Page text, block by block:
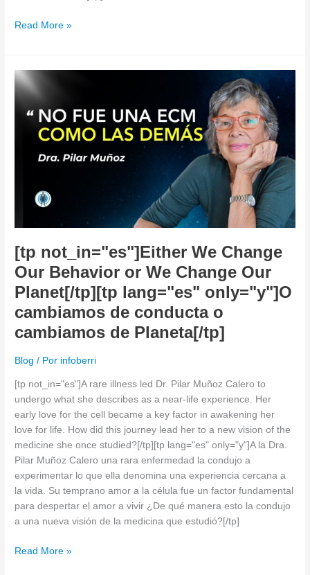
Read More »
[tp not_in="es"]Either We Change
Our Behavior or We Change Our
Planet[/tp][tp lang="es" only="y"]O
cambiamos de conducta o
cambiamos de Planeta[/tp]
Blog / Por infoberri
[tp not_in="es"]A rare illness led Dr. Pilar Muñoz Calero to
undergo what she describes as a near-life experience. Her
early love for the cell became a key factor in awakening her
love for life. How did this journey lead her to a new vision of the
medicine she once studied?[/tp][tp lang="es" only="y"]A la Dra.
Pilar Muñoz Calero una rara enfermedad la condujo a
experimentar lo que ella denomina una experiencia cercana a
la vida. Su temprano amor a la célula fue un factor fundamental
para despertar el amor a vivir ¿De qué manera esto la condujo
a una nueva visión de la medicina que estudió?[/tp]
[tp
not_in="es"]Either
Change
Behavior
Change
Planet[/tp]
[tp
lang="es"
only="y"]O
cambiamos
conducta
o
de
Planeta[/tp]
Read More »